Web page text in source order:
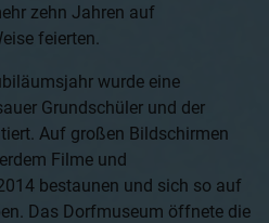
zehn Jahren auf
feierten.
wurde eine
Grundschüler und der
Auf großen Bildschirmen
Filme und
bestaunen und sich so auf
Das Dorfmuseum öffnete die